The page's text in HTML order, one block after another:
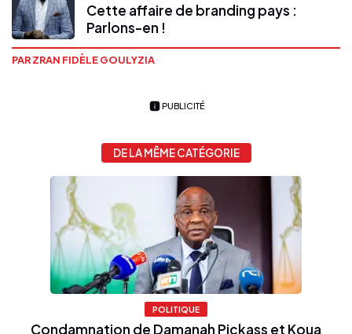
Cette affaire de branding pays :
Parlons-en !
PAR ZRAN FIDÈLE GOULYZIA
PUBLICITÉ
DE LA MÊME CATÉGORIE
POLITIQUE
Condamnation de Damanah Pickass et Koua